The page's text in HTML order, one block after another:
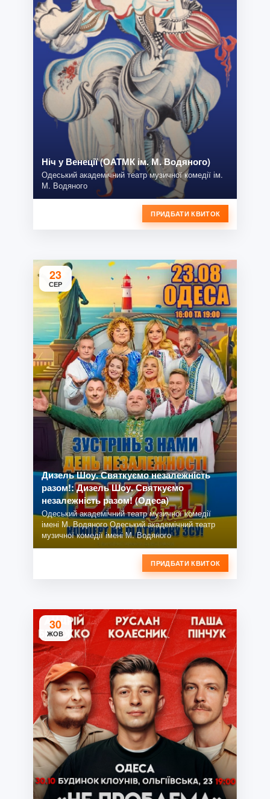
Ніч у Венеції (ОАТМК ім. М. Водяного)
Одеський академічний театр музичної комедії ім.
М. Водяного
ПРИДБАТИ КВИТОК
23
СЕР
Дизель Шоу. Святкуємо незалежність
разом!: Дизель Шоу. Святкуємо
незалежність разом! (Одеса)
Одеський академічний театр музичної комедії
імені М. Водяного Одеський академічний театр
музичної комедії імені М. Водяного
ПРИДБАТИ КВИТОК
30
ЖОВ